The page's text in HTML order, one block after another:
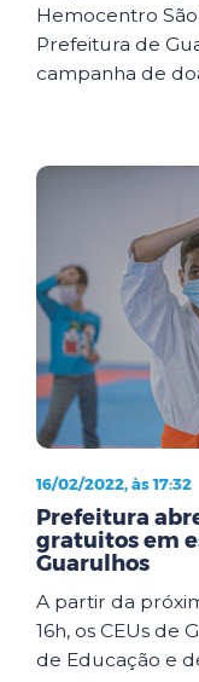
Hemocentro
Prefeitura de
campanha de
16/02/2022, às 17:32
Prefeitura
gratuitos em
Guarulhos
A partir da
16h, os CEUs de
de Educação e